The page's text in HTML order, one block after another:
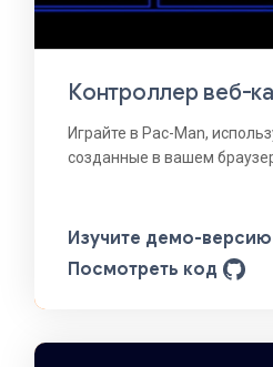
Контроллер веб-
Играйте в Pac-Man,
созданные в вашем
Изучите демо-версию
Посмотреть код